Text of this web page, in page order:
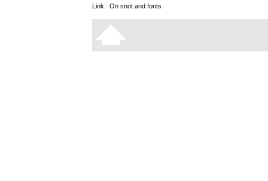
Link: On snot and fonts